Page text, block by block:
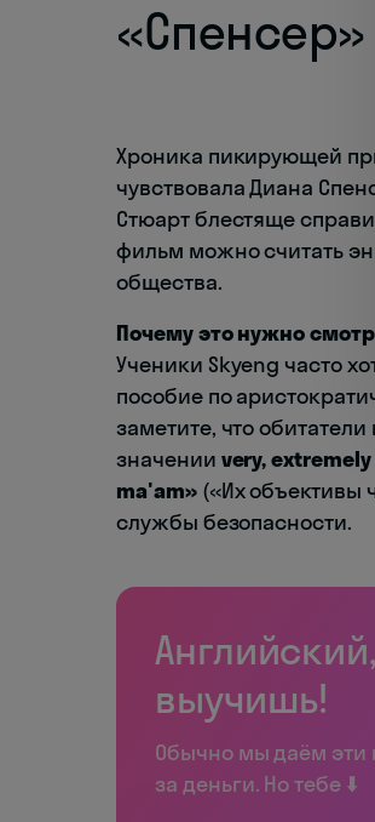
Хроника пикирующей
чувствовала Диана
Стюарт блестяще
фильм можно считать
общества.
Почему это нужно
Ученики Skyeng часто
пособие по
заметите, что
значении very, extremely
ma'am»(«Их объективы
службы безопасности.
выучишь!
Обычно мы даём эти
за деньги. Но тебе ⬇️